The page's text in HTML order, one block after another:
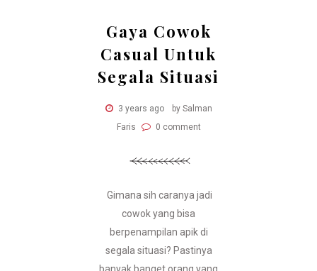
Gaya Cowok
Casual Untuk
Segala Situasi
3 years ago
by Salman
Faris
0 comment
Gimana sih caranya jadi
cowok yang bisa
berpenampilan apik di
segala situasi? Pastinya